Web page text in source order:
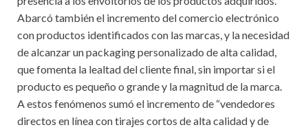
Abarcó también el incremento del comercio electrónico
con productos identificados con las marcas, y la necesidad
de alcanzar un packaging personalizado de alta calidad,
que fomenta la lealtad del cliente final, sin importar si el
producto es pequeño o grande y la magnitud de la marca.
A estos fenómenos sumó el incremento de “vendedores
directos en línea con tirajes cortos de alta calidad y de